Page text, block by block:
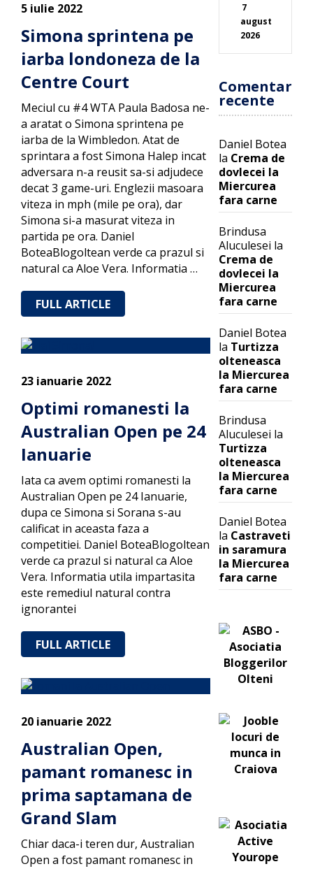
5 iulie 2022
Simona sprintena pe
iarba londoneza de la
Centre Court
Meciul cu #4 WTA Paula Badosa ne-
a aratat o Simona sprintena pe
iarba de la Wimbledon. Atat de
sprintara a fost Simona Halep incat
adversara n-a reusit sa-si adjudece
decat 3 game-uri. Englezii masoara
viteza in mph (mile pe ora), dar
Simona si-a masurat viteza in
partida pe ora. Daniel
BoteaBlogoltean verde ca prazul si
natural ca Aloe Vera. Informatia …
FULL ARTICLE
23 ianuarie 2022
Optimi romanesti la
Australian Open pe 24
Ianuarie
Iata ca avem optimi romanesti la
Australian Open pe 24 Ianuarie,
dupa ce Simona si Sorana s-au
calificat in aceasta faza a
competitiei. Daniel BoteaBlogoltean
verde ca prazul si natural ca Aloe
Vera. Informatia utila impartasita
este remediul natural contra
ignorantei
FULL ARTICLE
20 ianuarie 2022
Australian Open,
pamant romanesc in
prima saptamana de
Grand Slam
Chiar daca-i teren dur, Australian
Open a fost pamant romanesc in
7
august
2026
Comentarii
recente
Daniel Botea
la Crema de
dovlecei la
Miercurea
fara carne
Brindusa
Aluculesei la
Crema de
dovlecei la
Miercurea
fara carne
Daniel Botea
la Turtizza
olteneasca
la Miercurea
fara carne
Brindusa
Aluculesei la
Turtizza
olteneasca
la Miercurea
fara carne
Daniel Botea
la Castraveti
in saramura
la Miercurea
fara carne